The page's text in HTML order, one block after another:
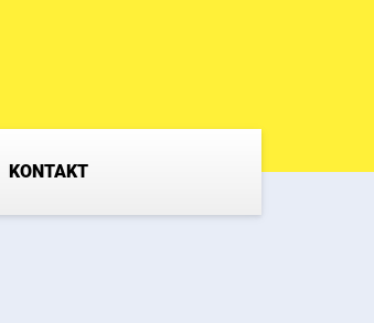
KONTAKT